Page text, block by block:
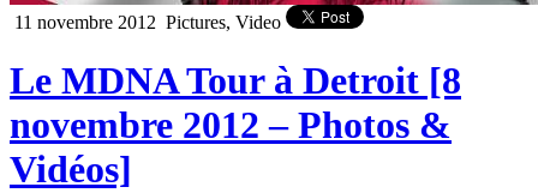
11 novembre 2012 Pictures, Video
Le MDNA Tour à Detroit [8
novembre 2012 – Photos &
Vidéos]